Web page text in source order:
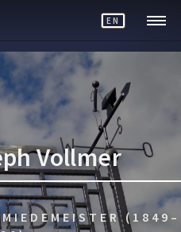
EN
Vollmer
(1849–